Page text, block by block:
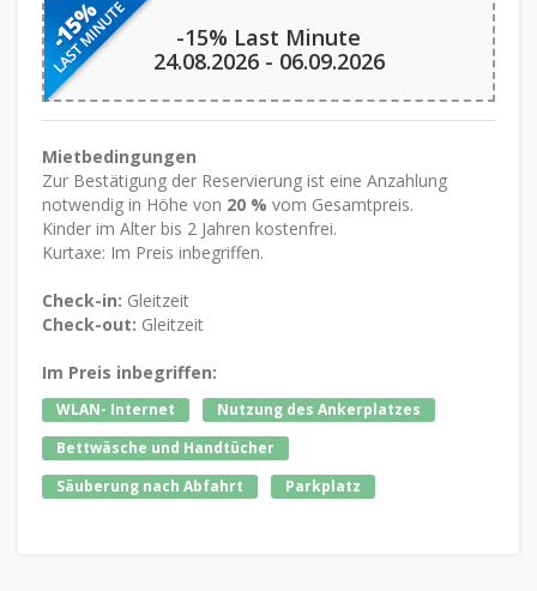
-15% Last Minute
24.08.2026 - 06.09.2026
Mietbedingungen
Zur Bestätigung der Reservierung ist eine Anzahlung
notwendig in Höhe von 20 % vom Gesamtpreis.
Kinder im Alter bis 2 Jahren kostenfrei.
Kurtaxe: Im Preis inbegriffen.
Check-in: Gleitzeit
Check-out: Gleitzeit
Im Preis inbegriffen:
WLAN- Internet
Nutzung des Ankerplatzes
Bettwäsche und Handtücher
Säuberung nach Abfahrt
Parkplatz